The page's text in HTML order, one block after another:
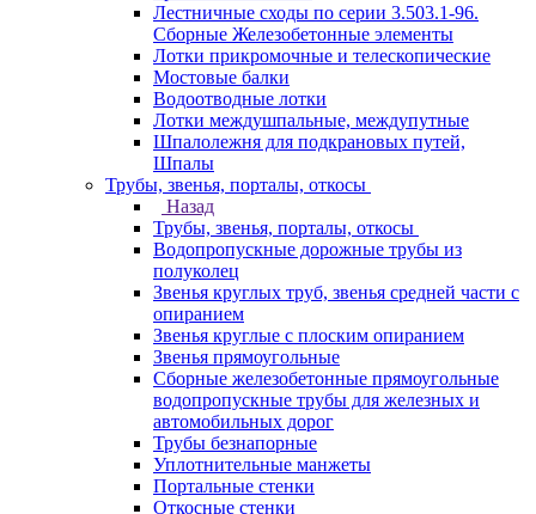
Лестничные сходы по серии 3.503.1-96.
Сборные Железобетонные элементы
Лотки прикромочные и телескопические
Мостовые балки
Водоотводные лотки
Лотки междушпальные, междупутные
Шпалолежня для подкрановых путей,
Шпалы
Трубы, звенья, порталы, откосы
Назад
Трубы, звенья, порталы, откосы
Водопропускные дорожные трубы из
полуколец
Звенья круглых труб, звенья средней части с
опиранием
Звенья круглые с плоским опиранием
Звенья прямоугольные
Сборные железобетонные прямоугольные
водопропускные трубы для железных и
автомобильных дорог
Трубы безнапорные
Уплотнительные манжеты
Портальные стенки
Откосные стенки